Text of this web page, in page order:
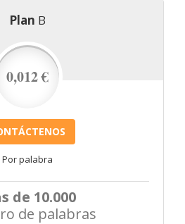
Plan B
0,012 €
Por palabra
de 10.000
de palabras